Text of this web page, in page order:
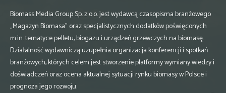
Biomass Media Group Sp. z o.o. jest wydawcą czasopisma branżowego
„Magazyn Biomasa” oraz specjalistycznych dodatków poświęconych
m.in. tematyce pelletu, biogazu i urządzeń grzewczych na biomasę.
Działalność wydawniczą uzupełnia organizacja konferencji i spotkań
branżowych, których celem jest stworzenie platformy wymiany wiedzy i
doświadczeń oraz ocena aktualnej sytuacji rynku biomasy w Polsce i
prognoza jego rozwoju.